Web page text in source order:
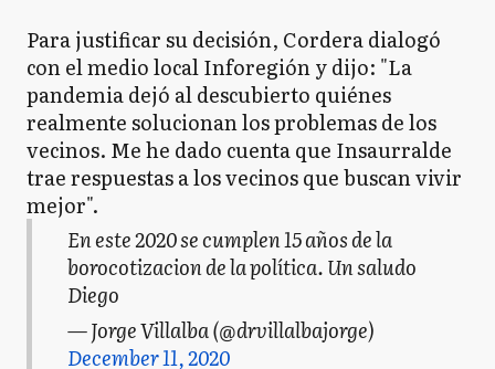
Para justificar su decisión, Cordera dialogó
con el medio local Inforegión y dijo: "La
pandemia dejó al descubierto quiénes
realmente solucionan los problemas de los
vecinos. Me he dado cuenta que Insaurralde
trae respuestas a los vecinos que buscan vivir
mejor".
En este 2020 se cumplen 15 años de la
borocotizacion de la política. Un saludo
Diego
— Jorge Villalba (@drvillalbajorge)
December 11, 2020